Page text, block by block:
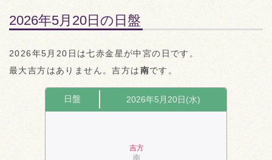
2026年5月20日の日盤
2026年5月20日は七赤金星が中宮の日です。
最大吉方はありません。吉方は南です。
日盤 2026年5月20日(水)
吉方
南